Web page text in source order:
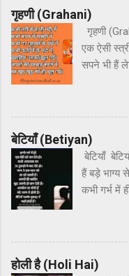
चंदन, देश
गृहणी (Grahani)
गृहणी
एक ऐसी
सपने भी हैं
अपनी
उसके बारे में
सा प्रयास
घर ऋणी
मंदी में कभी
कर्तव्यों के
करने में,
महंगा
ही भूल
बेटियाँ (Betiyan)
बेटियाँ
हैं बड़े भाग्य
कभी गर्भ में
अपनों की
मोती हैं बड़े
हैं। कभी
होली है (Holi Hai)